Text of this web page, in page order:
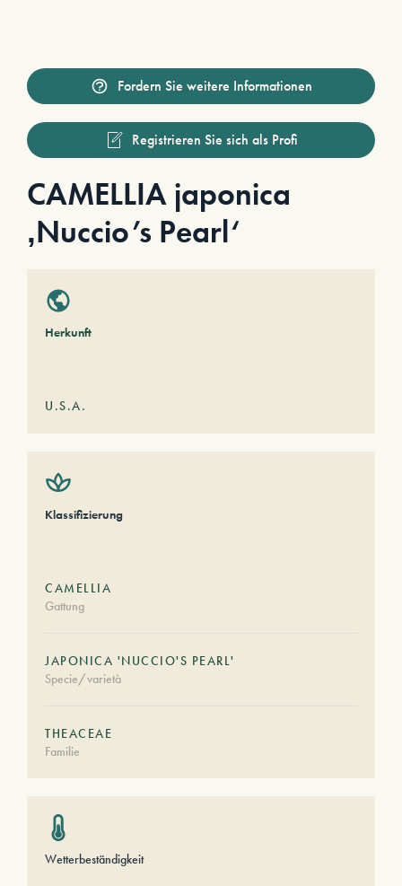
Fordern Sie weitere Informationen
Registrieren Sie sich als Profi
CAMELLIA japonica
‚Nuccio’s Pearl‘
Herkunft
U.S.A.
Klassifizierung
CAMELLIA
Gattung
JAPONICA 'NUCCIO'S PEARL'
Specie/varietà
THEACEAE
Familie
Wetterbeständigkeit